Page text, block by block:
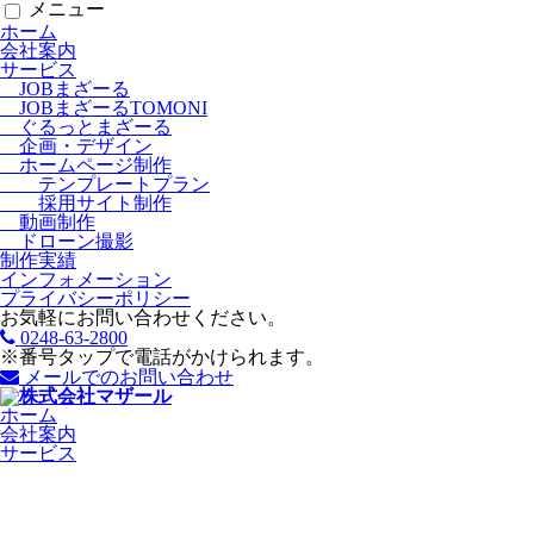
メニュー
ホーム
会社案内
サービス
JOBまざーる
JOBまざーるTOMONI
ぐるっとまざーる
企画・デザイン
ホームページ制作
テンプレートプラン
採用サイト制作
動画制作
ドローン撮影
制作実績
インフォメーション
プライバシーポリシー
お気軽にお問い合わせください。
0248-63-2800
※番号タップで電話がかけられます。
メールでのお問い合わせ
ホーム
会社案内
サービス